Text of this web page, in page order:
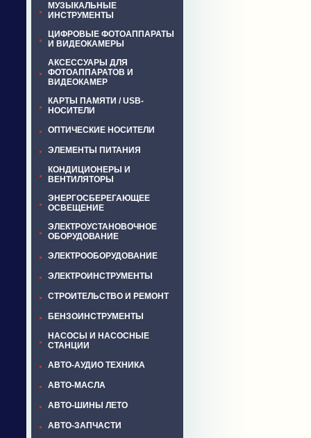
МУЗЫКАЛЬНЫЕ
ИНСТРУМЕНТЫ
ЦИФРОВЫЕ ФОТОАППАРАТЫ
И ВИДЕОКАМЕРЫ
АКСЕССУАРЫ ДЛЯ
ФОТОАППАРАТОВ И
ВИДЕОКАМЕР
КАРТЫ ПАМЯТИ / USB-
НОСИТЕЛИ
ОПТИЧЕСКИЕ НОСИТЕЛИ
ЭЛЕМЕНТЫ ПИТАНИЯ
КОНДИЦИОНЕРЫ И
ВЕНТИЛЯТОРЫ
ЭНЕРГОСБЕРЕГАЮЩЕЕ
ОСВЕЩЕНИЕ
ЭЛЕКТРОУСТАНОВОЧНОЕ
ОБОРУДОВАНИЕ
ЭЛЕКТРООБОРУДОВАНИЕ
ЭЛЕКТРОИНСТРУМЕНТЫ
СТРОИТЕЛЬСТВО И РЕМОНТ
БЕНЗОИНСТРУМЕНТЫ
НАСОСЫ И НАСОСНЫЕ
СТАНЦИИ
АВТО-АУДИО ТЕХНИКА
АВТО-МАСЛА
АВТО-ШИНЫ ЛЕТО
АВТО-ЗАПЧАСТИ